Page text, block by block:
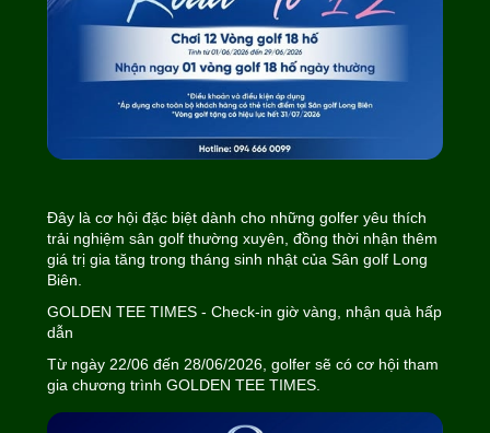
Đây là cơ hội đặc biệt dành cho những golfer yêu thích
trải nghiệm sân golf thường xuyên, đồng thời nhận thêm
giá trị gia tăng trong tháng sinh nhật của Sân golf Long
Biên.
GOLDEN TEE TIMES - Check-in giờ vàng, nhận quà hấp
dẫn
Từ ngày 22/06 đến 28/06/2026, golfer sẽ có cơ hội tham
gia chương trình GOLDEN TEE TIMES.